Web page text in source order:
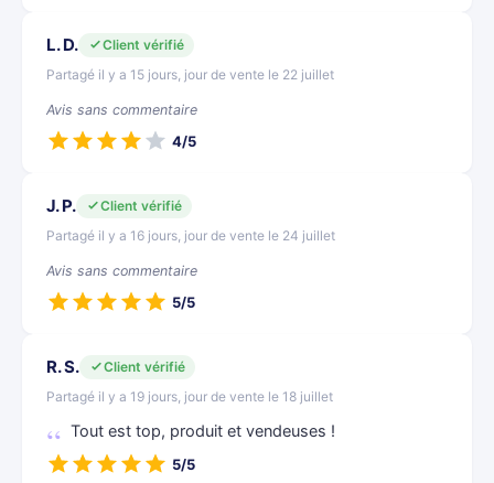
L. D.
Client vérifié
Partagé il y a 15 jours, jour de vente le 22 juillet
Avis sans commentaire
4/5
J. P.
Client vérifié
Partagé il y a 16 jours, jour de vente le 24 juillet
Avis sans commentaire
5/5
R. S.
Client vérifié
Partagé il y a 19 jours, jour de vente le 18 juillet
Tout est top, produit et vendeuses !
5/5